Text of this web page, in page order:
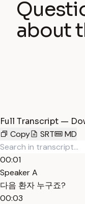
about
Full Transcript —
Copy
SRT MD
00:01
Speaker A
다음 환자 누구죠?
00:03